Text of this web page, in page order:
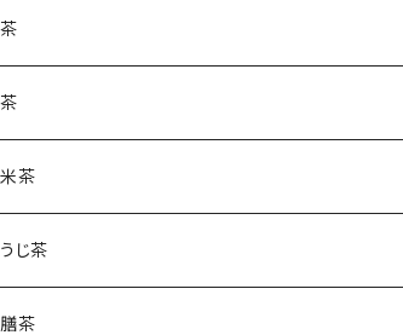
茶
じ茶
茶